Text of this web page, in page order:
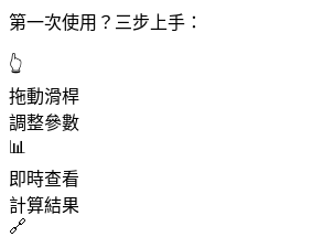
第一次使用？三步上手：
👆
拖動滑桿
調整參數
📊
即時查看
計算結果
🔗